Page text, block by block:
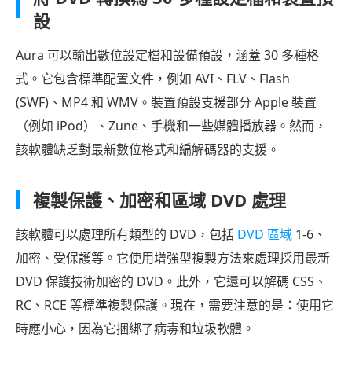
設
Aura 可以輸出數位設定檔和設備預設，涵蓋 30 多種格
式。它包含標準配置文件，例如 AVI、FLV、Flash
(SWF)、MP4 和 WMV。裝置預設支援部分 Apple 裝置
（例如 iPod）、Zune、手機和一些媒體播放器。然而，
該軟體缺乏對最新數位格式和編解碼器的支援。
複製保護、加密和區域 DVD 處理
該軟體可以處理所有類型的 DVD，包括 DVD 區域 1-6、
加密、受保護等。它使用增強型複製方法來處理採用最新
DVD 保護技術加密的 DVD。此外，它還可以解碼 CSS、
RC、RCE 等標準複製保護。現在，需要注意的是：使用它
時應小心，因為它捆綁了病毒和垃圾軟體。